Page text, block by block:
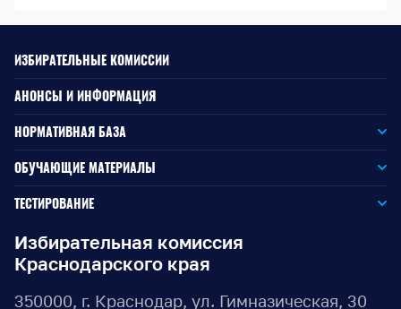
Избирательная комиссия
Краснодарского края
350000, г. Краснодар, ул. Гимназическая, 30
ИЗБИРАТЕЛЬНЫЕ КОМИССИИ
АНОНСЫ И ИНФОРМАЦИЯ
НОРМАТИВНАЯ БАЗА
Законодательство РФ
Законодательство КК
Документы ЦИК России
Документы ИККК
ОБУЧАЮЩИЕ МАТЕРИАЛЫ
Для окружной избирательной комиссии
Для территориальной избирательной комиссии
Для участковой избирательной комиссии
ТЕСТИРОВАНИЕ
Для членов участковых избирательных комиссий